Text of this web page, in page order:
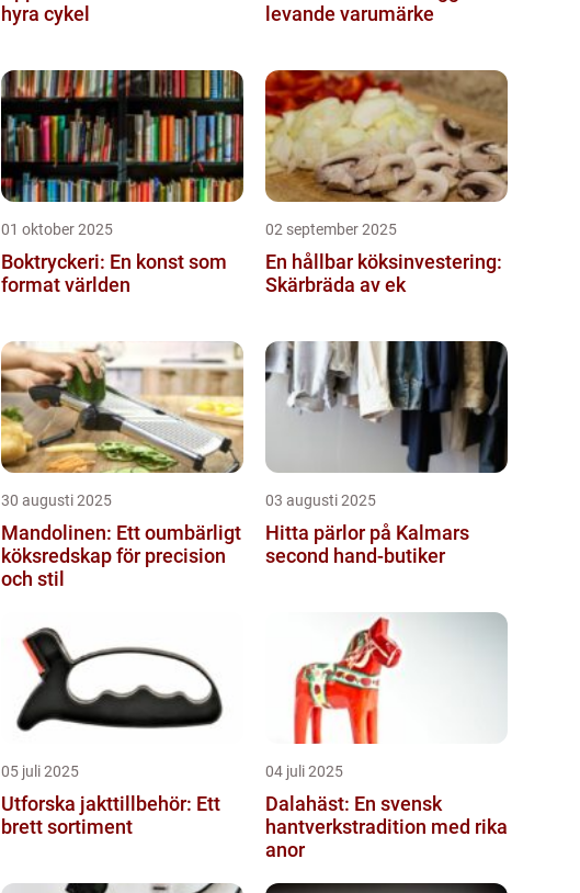
hyra cykel
levande varumärke
01 oktober 2025
Boktryckeri: En konst som
format världen
02 september 2025
En hållbar köksinvestering:
Skärbräda av ek
30 augusti 2025
Mandolinen: Ett oumbärligt
köksredskap för precision
och stil
03 augusti 2025
Hitta pärlor på Kalmars
second hand-butiker
05 juli 2025
Utforska jakttillbehör: Ett
brett sortiment
04 juli 2025
Dalahäst: En svensk
hantverkstradition med rika
anor